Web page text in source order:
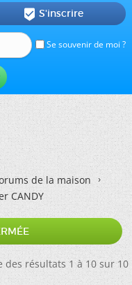
Se souvenir de moi ?
 S'inscrire
de la maison
CANDY
des résultats 1 à 10 sur 10